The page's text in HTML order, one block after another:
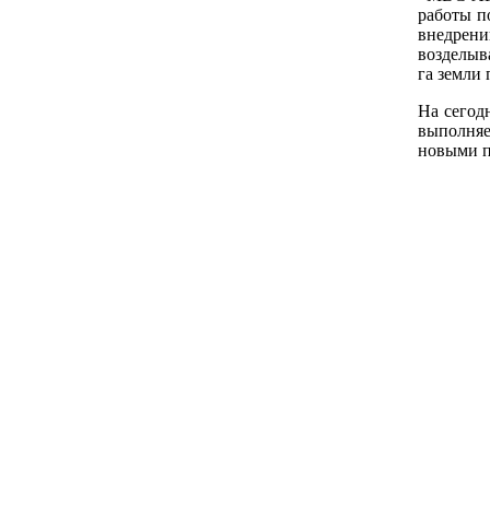
работы
га земли
На
новыми